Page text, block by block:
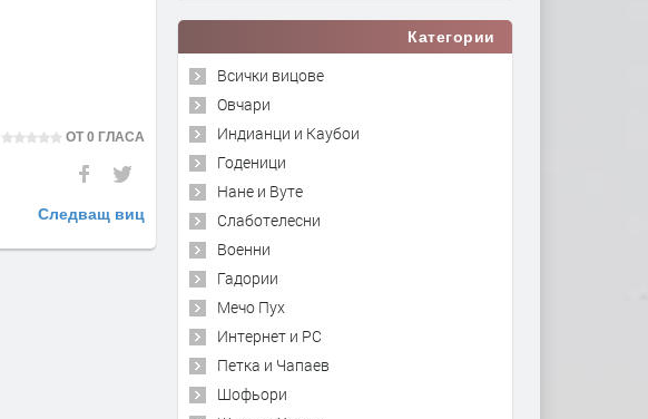
ОТ0 ГЛАСА
Следващ виц
Категории
Всички вицове
Овчари
Индианци и Каубои
Годеници
Нане и Вуте
Слаботелесни
Военни
Гадории
Мечо Пух
Интернет и PC
Петка и Чапаев
Шофьори